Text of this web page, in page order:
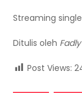
Streaming
Ditulis oleh
Post Views: